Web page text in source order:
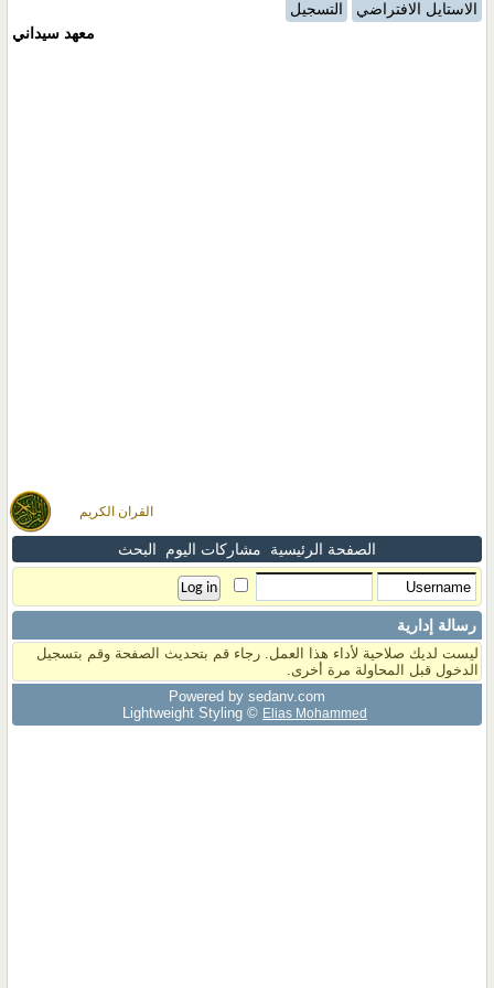
القران الكريم
الاستايل الافتراضي
التسجيل
معهد سيداني
الصفحة الرئيسية مشاركات اليوم البحث
رسالة إدارية
ليست لديك صلاحية لأداء هذا العمل. رجاء قم بتحديث الصفحة وقم بتسجيل
الدخول قبل المحاولة مرة أخرى.
Powered by sedany.com
Lightweight Styling © Elias Mohammed